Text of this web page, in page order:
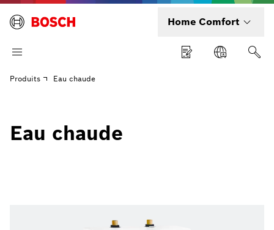
Home Comfort
Produits Eau chaude
Eau chaude